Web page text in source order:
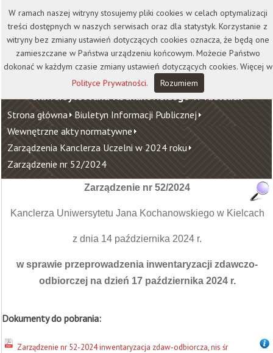
Kontakt Biblioteka
Wydawnictwo
Wirtualna Uczelnia
Uniwersytet Jana Kochanowskiego w Kielcach
Strona główna Biuletyn Informacji Publicznej
Wewnętrzne akty normatywne
Zarządzenia Kanclerza Uczelni w 2024 roku
Zarządzenie nr 52/2024
Zarządzenie nr 52/2024
Kanclerza Uniwersytetu Jana Kochanowskiego w Kielcach
z dnia 14 października 2024 r.
w sprawie przeprowadzenia inwentaryzacji zdawczo-
odbiorczej na dzień 17 października 2024 r.
Dokumenty do pobrania:
Zarządzenie nr 52-2024 inwentaryzacja zdaw-odbiorcza, nis śr
W ramach naszej witryny stosujemy pliki cookies w celach optymalizacji
treści dostępnych w naszych serwisach oraz dla statystyk. Korzystanie z
witryny bez zmiany ustawień dotyczących cookies oznacza, że będą one
zamieszczane w Państwa urządzeniu końcowym. Możecie Państwo
dokonać w każdym czasie zmiany ustawień dotyczących cookies. Więcej w
Polityce Prywatności. Rozumiem